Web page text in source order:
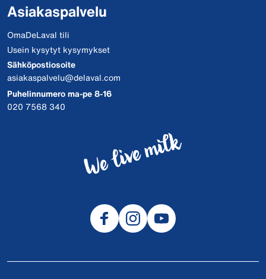
Asiakaspalvelu
OmaDeLaval tili
Usein kysytyt kysymykset
Sähköpostiosoite
asiakaspalvelu@delaval.com
Puhelinnumero ma-pe 8-16
020 7568 340